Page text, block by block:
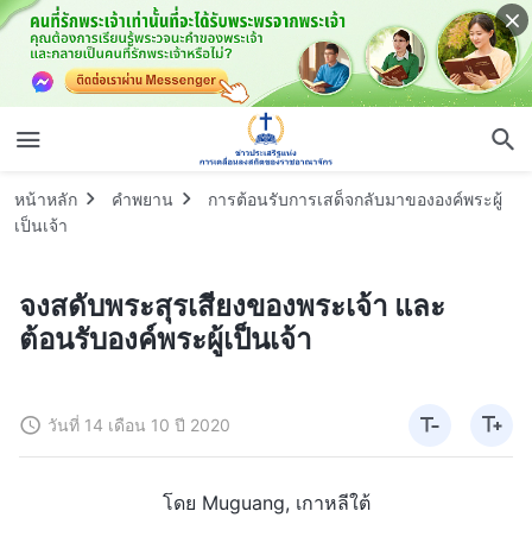
หน้าหลัก คำพยาน
การต้อนรับการเสด็จกลับมาขององค์พระผู้
เป็นเจ้า
จงสดับพระสุรเสียงของพระเจ้า และ
ต้อนรับองค์พระผู้เป็นเจ้า
วันที่ 14 เดือน 10 ปี 2020
โดย Muguang, เกาหลีใต้